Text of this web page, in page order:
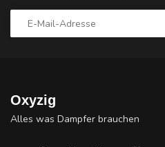
Oxyzig
Alles was Dampfer brauchen